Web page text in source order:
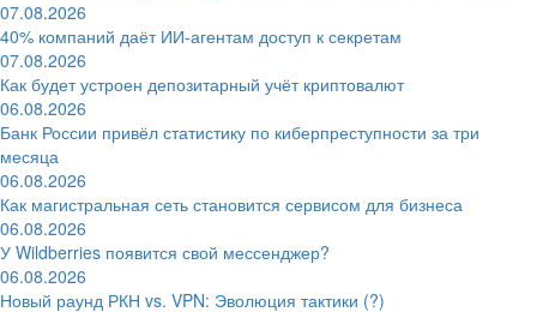
07.08.2026
40% компаний даёт ИИ‑агентам доступ к секретам
07.08.2026
Как будет устроен депозитарный учёт криптовалют
06.08.2026
Банк России привёл статистику по киберпреступности за три
месяца
06.08.2026
Как магистральная сеть становится сервисом для бизнеса
06.08.2026
У Wildberries появится свой мессенджер?
06.08.2026
Новый раунд РКН vs. VPN: Эволюция тактики (?)